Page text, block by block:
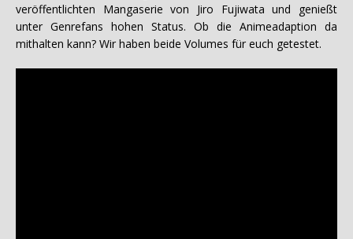
veröffentlichten Mangaserie von Jiro Fujiwata und genießt
unter Genrefans hohen Status. Ob die Animeadaption da
mithalten kann? Wir haben beide Volumes für euch getestet.